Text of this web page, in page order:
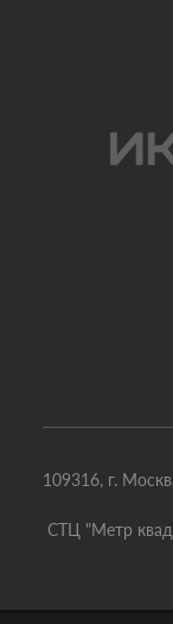
109316, г.
СТЦ "Метр